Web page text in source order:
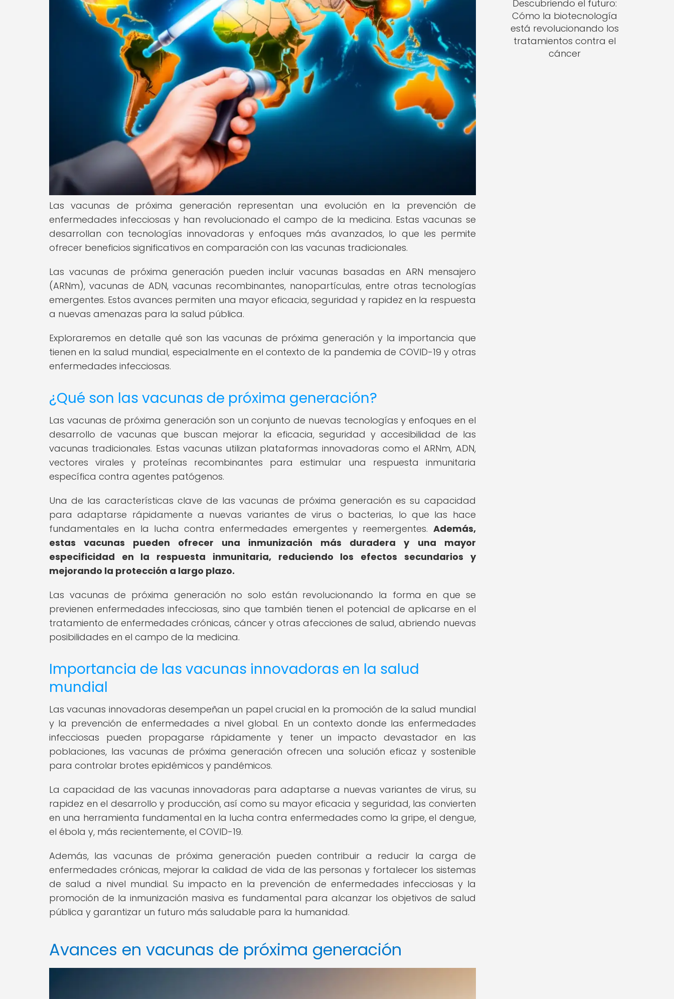
Las vacunas de próxima generación representan una evolución en la prevención de
enfermedades infecciosas y han revolucionado el campo de la medicina. Estas vacunas se
desarrollan con tecnologías innovadoras y enfoques más avanzados, lo que les permite
ofrecer beneficios significativos en comparación con las vacunas tradicionales.
Las vacunas de próxima generación pueden incluir vacunas basadas en ARN mensajero
(ARNm), vacunas de ADN, vacunas recombinantes, nanopartículas, entre otras tecnologías
emergentes. Estos avances permiten una mayor eficacia, seguridad y rapidez en la respuesta
a nuevas amenazas para la salud pública.
Exploraremos en detalle qué son las vacunas de próxima generación y la importancia que
tienen en la salud mundial, especialmente en el contexto de la pandemia de COVID-19 y otras
enfermedades infecciosas.
¿Qué son las vacunas de próxima generación?
Las vacunas de próxima generación son un conjunto de nuevas tecnologías y enfoques en el
desarrollo de vacunas que buscan mejorar la eficacia, seguridad y accesibilidad de las
vacunas tradicionales. Estas vacunas utilizan plataformas innovadoras como el ARNm, ADN,
vectores virales y proteínas recombinantes para estimular una respuesta inmunitaria
específica contra agentes patógenos.
Una de las características clave de las vacunas de próxima generación es su capacidad
para adaptarse rápidamente a nuevas variantes de virus o bacterias, lo que las hace
fundamentales en la lucha contra enfermedades emergentes y reemergentes. Además,
estas vacunas pueden ofrecer una inmunización más duradera y una mayor
especificidad en la respuesta inmunitaria, reduciendo los efectos secundarios y
mejorando la protección a largo plazo.
Las vacunas de próxima generación no solo están revolucionando la forma en que se
previenen enfermedades infecciosas, sino que también tienen el potencial de aplicarse en el
tratamiento de enfermedades crónicas, cáncer y otras afecciones de salud, abriendo nuevas
posibilidades en el campo de la medicina.
Importancia de las vacunas innovadoras en la salud
mundial
Las vacunas innovadoras desempeñan un papel crucial en la promoción de la salud mundial
y la prevención de enfermedades a nivel global. En un contexto donde las enfermedades
infecciosas pueden propagarse rápidamente y tener un impacto devastador en las
poblaciones, las vacunas de próxima generación ofrecen una solución eficaz y sostenible
para controlar brotes epidémicos y pandémicos.
La capacidad de las vacunas innovadoras para adaptarse a nuevas variantes de virus, su
rapidez en el desarrollo y producción, así como su mayor eficacia y seguridad, las convierten
en una herramienta fundamental en la lucha contra enfermedades como la gripe, el dengue,
el ébola y, más recientemente, el COVID-19.
Además, las vacunas de próxima generación pueden contribuir a reducir la carga de
enfermedades crónicas, mejorar la calidad de vida de las personas y fortalecer los sistemas
de salud a nivel mundial. Su impacto en la prevención de enfermedades infecciosas y la
promoción de la inmunización masiva es fundamental para alcanzar los objetivos de salud
pública y garantizar un futuro más saludable para la humanidad.
Avances en vacunas de próxima generación
Descubriendo el futuro:
Cómo la biotecnología
está revolucionando los
tratamientos contra el
cáncer